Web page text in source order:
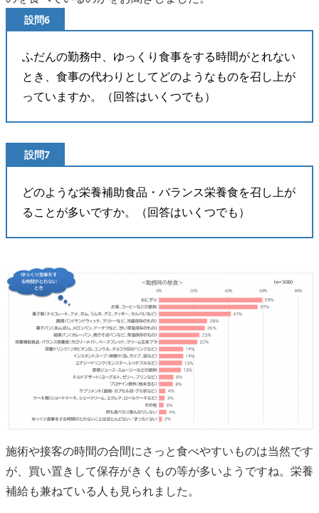
設問6
ふだんの勤務中、ゆっくり食事をする時間がとれない
とき、食事の代わりとしてどのようなものを召し上が
っていますか。（回答はいくつでも）
設問7
どのような栄養補助食品・バランス栄養食を召し上が
ることが多いですか。（回答はいくつでも）
施術や接客の時間の合間にさっと食べやすいものは当然です
が、買い置きして保存がきくもの等が多いようですね。栄養
補給も兼ねている人も見られました。